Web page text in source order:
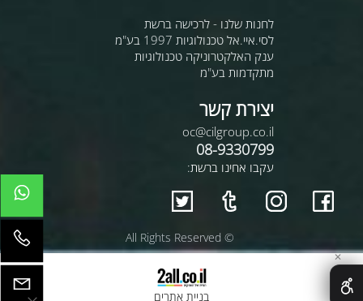
לחנות שלנו - לרכישה ברשת
לסי.איי.אל טכנולוגיות 1997 בע"מ
ענק האלקטרוניקה טכנולוגיות
מתקדמות בע"מ
יצירת קשר
oc@cilgroup.co.il
08-9330799
עקבו אחינו ברשת:
© All Rights Reserved
בניית אתרים
✕